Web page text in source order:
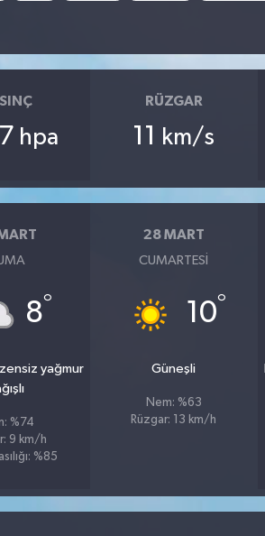
hpa
RÜZGAR
11 km/s
8°
yağmur
%74
9 km/h
%85
28 MART
CUMARTESI
10°
Güneşli
Nem: %63
Rüzgar: 13 km/h